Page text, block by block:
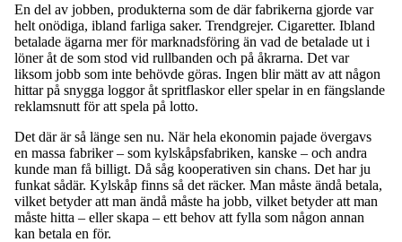
En del av jobben, produkterna som de där fabrikerna gjorde var
helt onödiga, ibland farliga saker. Trendgrejer. Cigaretter. Ibland
betalade ägarna mer för marknadsföring än vad de betalade ut i
löner åt de som stod vid rullbanden och på åkrarna. Det var
liksom jobb som inte behövde göras. Ingen blir mätt av att någon
hittar på snygga loggor åt spritflaskor eller spelar in en fängslande
reklamsnutt för att spela på lotto.
Det där är så länge sen nu. När hela ekonomin pajade övergavs
en massa fabriker – som kylskåpsfabriken, kanske – och andra
kunde man få billigt. Då såg kooperativen sin chans. Det har ju
funkat sådär. Kylskåp finns så det räcker. Man måste ändå betala,
vilket betyder att man ändå måste ha jobb, vilket betyder att man
måste hitta – eller skapa – ett behov att fylla som någon annan
kan betala en för.